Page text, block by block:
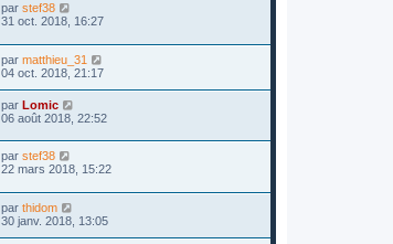
par stef38
31 oct. 2018, 16:27
par matthieu_31
04 oct. 2018, 21:17
par Lomic
06 août 2018, 22:52
par stef38
22 mars 2018, 15:22
par thidom
30 janv. 2018, 13:05